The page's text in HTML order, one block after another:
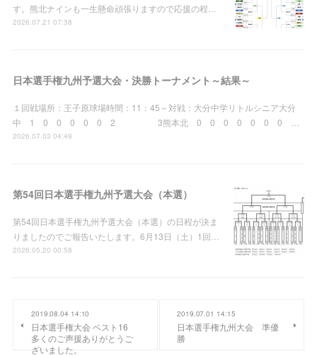
す。熊北ナインも一生懸命頑張りますので応援の程…
2026.07.21 07:38
日本選手権九州予選大会・決勝トーナメント～結果～
１回戦場所：王子原球場時間：11：45～対戦：大分中学リトルシニア大分
中 1 0 0 0 0 0 2 3熊本北 0 0 0 0 0 0 0 …
2026.07.03 04:49
第54回日本選手権九州予選大会（本選）
第54回日本選手権九州予選大会（本選）の日程が決ま
りましたのでご報告いたします。6月13日（土）1回…
2026.05.20 00:58
2019.08.04 14:10
日本選手権大会 ベスト16
多くのご声援ありがとうご
ざいました。
2019.07.01 14:15
日本選手権九州大会 準優
勝